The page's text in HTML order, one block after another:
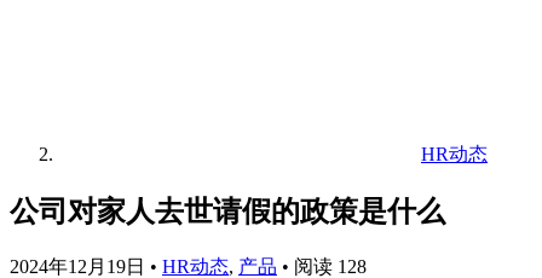
HR动态
公司对家人去世请假的政策是什么
2024年12月19日 • HR动态, 产品 • 阅读 128